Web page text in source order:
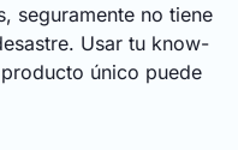
seguramente no tiene
Usar tu know-
único puede